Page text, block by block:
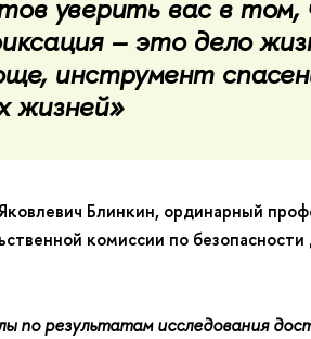
уверить вас в том,
– это дело
инструмент
жизней»
Блинкин, ординарный
комиссии по
по результатам исследования